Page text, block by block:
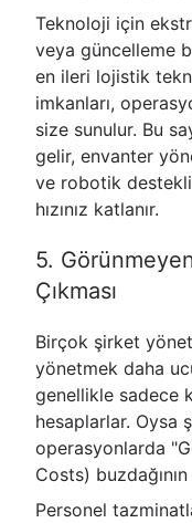
Teknoloji için
veya güncelleme
en ileri lojistik
imkanları,
size sunulur. Bu
gelir, envanter
ve robotik
hızınız katlanır.
5.
Çıkması
Birçok şirket
yönetmek daha
genellikle sadece
hesaplarlar. Oysa
operasyonlarda
Costs)
Personel